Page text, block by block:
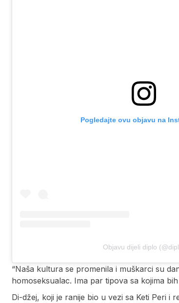
Pogledajte ovu objavu na
Objavu dijeli diplo
“Naša kultura se promenila i muškarci su
homoseksualac. Ima par tipova sa kojima
Di-džej, koji je ranije bio u vezi sa Keti Peri i